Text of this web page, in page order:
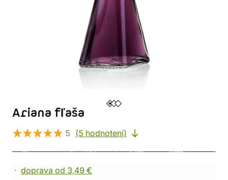
Ariana fľaša
5 (5 hodnotení)
doprava od 3,49 €